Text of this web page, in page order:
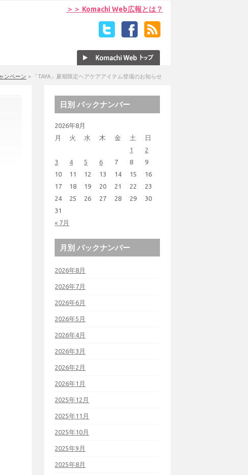
＞＞ Komachi Web広報とは？
ンペーン > 「TAYA」夏期限定ヘアケアアイテム登場のお知らせ
日別 バックナンバー
2026年8月
月
火 水 木 金 土 日
« 7月
1
2
3
4 5 6 7 8
9
10
11 12 13 14 15
16
17
18 19 20 21 22
23
24
25 26 27 28 29
30
31
月別 バックナンバー
2026年8月
2026年7月
2026年6月
2026年5月
2026年4月
2026年3月
2026年2月
2026年1月
2025年12月
2025年11月
2025年10月
2025年9月
2025年8月